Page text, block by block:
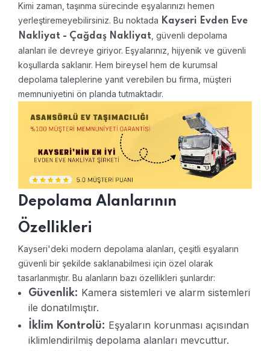
Kimi zaman, taşınma sürecinde eşyalarınızı hemen
yerleştiremeyebilirsiniz. Bu noktada Kayseri Evden Eve
Nakliyat - Çağdaş Nakliyat , güvenli depolama
alanları ile devreye giriyor. Eşyalarınız, hijyenik ve güvenli
koşullarda saklanır. Hem bireysel hem de kurumsal
depolama taleplerine yanıt verebilen bu firma, müşteri
memnuniyetini ön planda tutmaktadır.
Depolama Alanlarının
Özellikleri
Kayseri'deki modern depolama alanları, çeşitli eşyaların
güvenli bir şekilde saklanabilmesi için özel olarak
tasarlanmıştır. Bu alanların bazı özellikleri şunlardır:
Güvenlik: Kamera sistemleri ve alarm sistemleri
ile donatılmıştır.
İklim Kontrolü: Eşyaların korunması açısından
iklimlendirilmiş depolama alanları mevcuttur.